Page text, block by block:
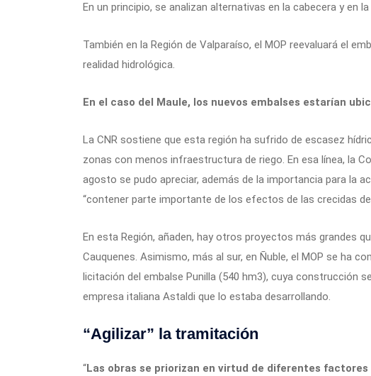
En un principio, se analizan alternativas en la cabecera y en
También en la Región de Valparaíso, el MOP reevaluará el
realidad hidrológica.
En el caso del Maule, los nuevos embalses estarían
La CNR sostiene que esta región ha sufrido de escasez
zonas con menos infraestructura de riego. En esa línea, la
agosto se pudo apreciar, además de la importancia para la
“contener parte importante de los efectos de las crecidas
En esta Región, añaden, hay otros proyectos más grandes
Cauquenes. Asimismo, más al sur, en Ñuble, el MOP se ha
licitación del embalse Punilla (540 hm3), cuya construcción
empresa italiana Astaldi que lo estaba desarrollando.
“Agilizar” la tramitación
“Las obras se priorizan en virtud de diferentes